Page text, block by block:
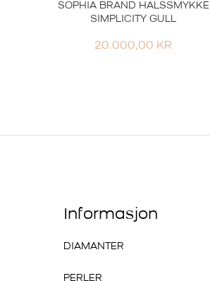
SOPHIA BRAND HALSSMYKKE
SIMPLICITY GULL
20.000,00 KR
Informasjon
DIAMANTER
PERLER